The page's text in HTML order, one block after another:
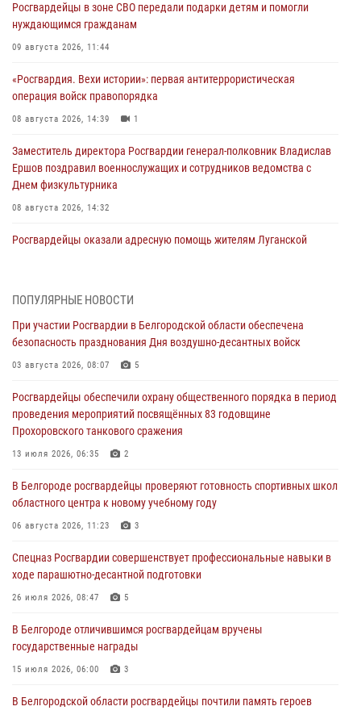
Росгвардейцы в зоне СВО передали подарки детям и помогли
нуждающимся гражданам
09 августа 2026, 11:44
«Росгвардия. Вехи истории»: первая антитеррористическая
операция войск правопорядка
08 августа 2026, 14:39 1
Заместитель директора Росгвардии генерал-полковник Владислав
Ершов поздравил военнослужащих и сотрудников ведомства с
Днем физкультурника
08 августа 2026, 14:32
Росгвардейцы оказали адресную помощь жителям Луганской
организационно-штатных подразделений Росгвардии с
профессиональным праздником
07 августа 2026, 16:32
В Белгородской области продолжаются межведомственные
проверки объектов образования с участием Росгвардии к новому
учебному году
07 августа 2026, 16:08
Руководитель управления вневедомственной охраны Росгвардии
по Белгородской области принял участие во Всероссийском
совещании-семинаре в Нижнем Новгороде (видео)
В Алексеевском округе росгвардейцы пресекли условное
проникновение в детский лагерь «Солнышко»
ПОПУЛЯРНЫЕ НОВОСТИ
При участии Росгвардии в Белгородской области обеспечена
безопасность празднования Дня воздушно-десантных войск
03 августа 2026, 08:07 5
Росгвардейцы обеспечили охрану общественного порядка в период
проведения мероприятий посвящённых 83 годовщине
Прохоровского танкового сражения
13 июля 2026, 06:35 2
В Белгороде росгвардейцы проверяют готовность спортивных школ
областного центра к новому учебному году
06 августа 2026, 11:23 3
Спецназ Росгвардии совершенствует профессиональные навыки в
ходе парашютно-десантной подготовки
26 июля 2026, 08:47 5
В Белгороде отличившимся росгвардейцам вручены
государственные награды
15 июля 2026, 06:00 3
В Белгородской области росгвардейцы почтили память героев